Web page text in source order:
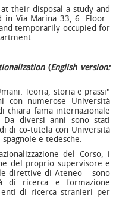
their disposal a study and
in Via Marina 33, 6. Floor.
temporarily occupied for
(English version:
Teoria, storia e prassi"
con numerose Università
chiara fama internazionale
Da diversi anni sono stati
di co-tutela con Università
e tedesche.
del Corso, i
del proprio supervisore e
direttive di Ateneo – sono
di ricerca e formazione
di ricerca stranieri per